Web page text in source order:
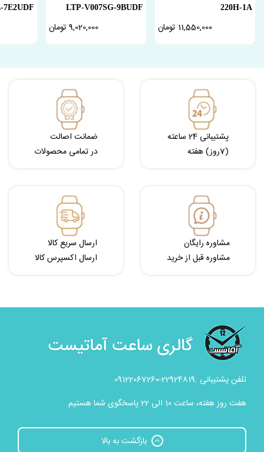
220H-1A
11,550,000 تومان
LTP-V007SG-9BUDF
9,020,000 تومان
7E2UDF
پشتیبانی 24 ساعته
(7روز) هفته
ضمانت اصالت
در تمامی محصولات
مشاوره رایگان
مشاوره قبل از خرید
ارسال سریع کالا
ارسال اکسپرس کالا
تلفن پشتیبانی :22924819-09122067260
هفت روز هفته، ساعت 10 الی 22 پاسخگوی شما هستیم
بازگشت به بالا